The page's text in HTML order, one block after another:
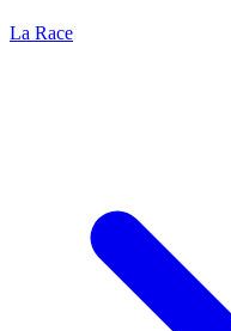
La Race